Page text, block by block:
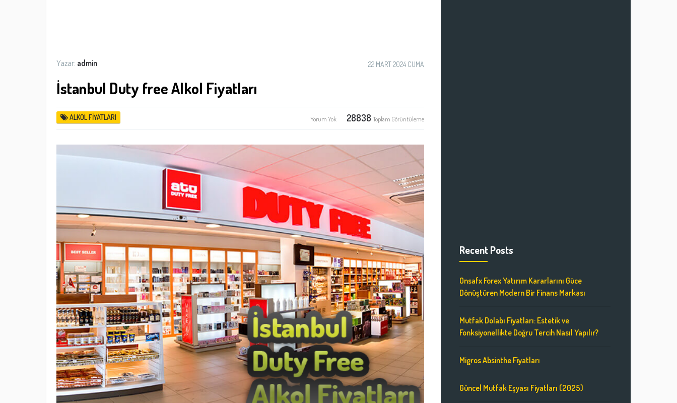
Yazar: admin 22 MART 2024 CUMA
İstanbul Duty free Alkol Fiyatları
ALKOL FIYATLARI 28838 Toplam Görüntüleme
Yorum Yok
Recent Posts
Onsafx Forex Yatırım Kararlarını Güce
Dönüştüren Modern Bir Finans Markası
Mutfak Dolabı Fiyatları: Estetik ve
Fonksiyonellikte Doğru Tercih Nasıl Yapılır?
Migros Absinthe Fiyatları
Güncel Mutfak Eşyası Fiyatları (2025)